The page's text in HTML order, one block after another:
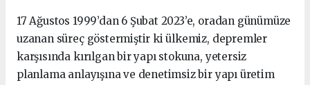
17 Ağustos 1999’dan 6 Şubat 2023’e, oradan günümüze
uzanan süreç göstermiştir ki ülkemiz, depremler
karşısında kırılgan bir yapı stokuna, yetersiz
planlama anlayışına ve denetimsiz bir yapı üretim